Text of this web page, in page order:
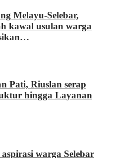
Melayu-Selebar,
kawal usulan warga
Pati, Riuslan serap
hingga Layanan
warga Selebar